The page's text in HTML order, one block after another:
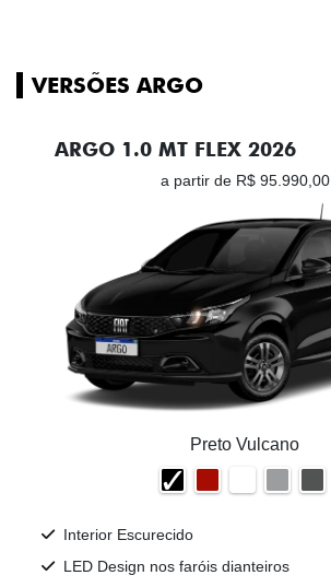
VERSÕES ARGO
ARGO 1.0 MT FLEX 2026
a partir de R$ 95.990,00
Preto Vulcano
Interior Escurecido
LED Design nos faróis dianteiros